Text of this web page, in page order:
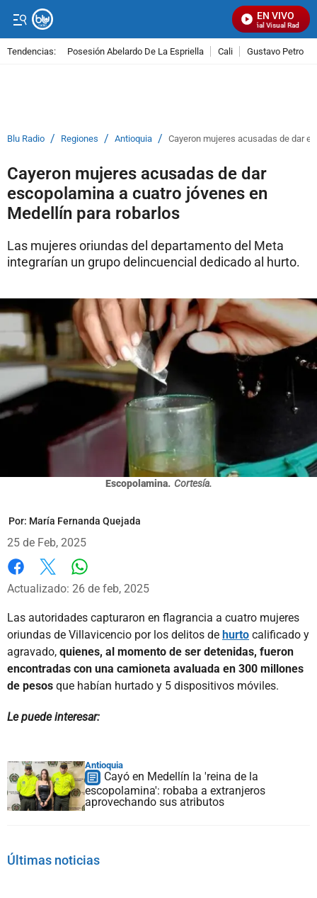
EN VIVO
Señal Visual Radio
Tendencias: Posesión Abelardo De La Espriella Cali Gustavo Petro
Blu Radio / Regiones / Antioquia / Cayeron mujeres acusadas de dar
Cayeron mujeres acusadas de dar
escopolamina a cuatro jóvenes en
Medellín para robarlos
Las mujeres oriundas del departamento del Meta
integrarían un grupo delincuencial dedicado al hurto.
Escopolamina. Cortesía.
Por: María Fernanda Quejada
25 de Feb, 2025
Facebook
X
Actualizado: 26 de feb, 2025
Las autoridades capturaron en flagrancia a cuatro mujeres
oriundas de Villavicencio por los delitos de hurto calificado y
agravado, quienes, al momento de ser detenidas, fueron
encontradas con una camioneta avaluada en 300 millones
de pesos que habían hurtado y 5 dispositivos móviles.
Le puede interesar:
Antioquia
Cayó en Medellín la 'reina de la
escopolamina': robaba a extranjeros
aprovechando sus atributos
Últimas noticias